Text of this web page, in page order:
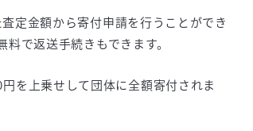
定金額から寄付申請を行うことができ
で返送手続きもできます。
を上乗せして団体に全額寄付されま